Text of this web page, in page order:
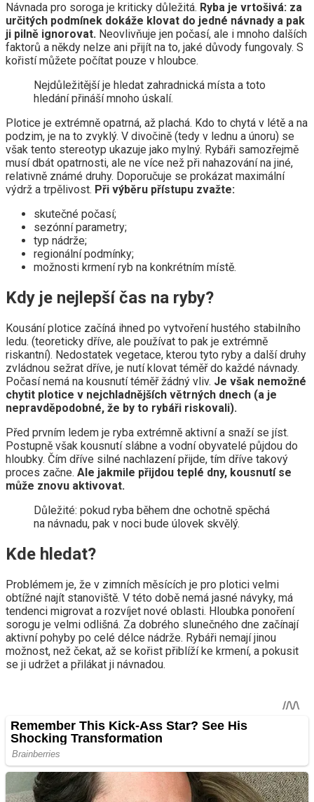
Návnada pro soroga je kriticky důležitá. Ryba je vrtošivá: za
určitých podmínek dokáže klovat do jedné návnady a pak
ji pilně ignorovat. Neovlivňuje jen počasí, ale i mnoho dalších
faktorů a někdy nelze ani přijít na to, jaké důvody fungovaly. S
kořistí můžete počítat pouze v hloubce.
Nejdůležitější je hledat zahradnická místa a toto
hledání přináší mnoho úskalí.
Plotice je extrémně opatrná, až plachá. Kdo to chytá v létě a na
podzim, je na to zvyklý. V divočině (tedy v lednu a únoru) se
však tento stereotyp ukazuje jako mylný. Rybáři samozřejmě
musí dbát opatrnosti, ale ne více než při nahazování na jiné,
relativně známé druhy. Doporučuje se prokázat maximální
výdrž a trpělivost. Při výběru přístupu zvažte:
skutečné počasí;
sezónní parametry;
typ nádrže;
regionální podmínky;
možnosti krmení ryb na konkrétním místě.
Kdy je nejlepší čas na ryby?
Kousání plotice začíná ihned po vytvoření hustého stabilního
ledu. (teoreticky dříve, ale používat to pak je extrémně
riskantní). Nedostatek vegetace, kterou tyto ryby a další druhy
zvládnou sežrat dříve, je nutí klovat téměř do každé návnady.
Počasí nemá na kousnutí téměř žádný vliv. Je však nemožné
chytit plotice v nejchladnějších větrných dnech (a je
nepravděpodobné, že by to rybáři riskovali).
Před prvním ledem je ryba extrémně aktivní a snaží se jíst.
Postupně však kousnutí slábne a vodní obyvatelé půjdou do
hloubky. Čím dříve silné nachlazení přijde, tím dříve takový
proces začne. Ale jakmile přijdou teplé dny, kousnutí se
může znovu aktivovat.
Důležité: pokud ryba během dne ochotně spěchá
na návnadu, pak v noci bude úlovek skvělý.
Kde hledat?
Problémem je, že v zimních měsících je pro plotici velmi
obtížné najít stanoviště. V této době nemá jasné návyky, má
tendenci migrovat a rozvíjet nové oblasti. Hloubka ponoření
sorogu je velmi odlišná. Za dobrého slunečného dne začínají
aktivní pohyby po celé délce nádrže. Rybáři nemají jinou
možnost, než čekat, až se kořist přiblíží ke krmení, a pokusit
se ji udržet a přilákat ji návnadou.